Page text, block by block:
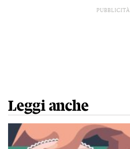
PUBBLICITÀ
Leggi anche